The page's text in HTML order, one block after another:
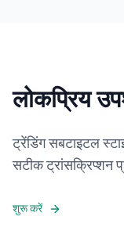
लोकप्रिय
ट्रेंडिंग सबटाइटल
सटीक ट्रांसक्रिप्शन
शुरू करें